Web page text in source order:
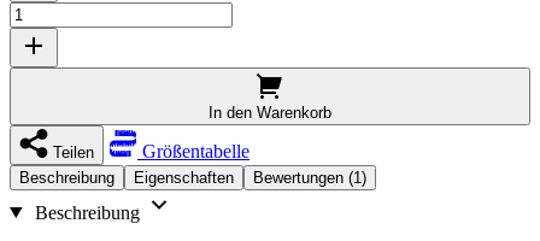
In den Warenkorb
Teilen Größentabelle
Beschreibung Eigenschaften Bewertungen (1)
Beschreibung